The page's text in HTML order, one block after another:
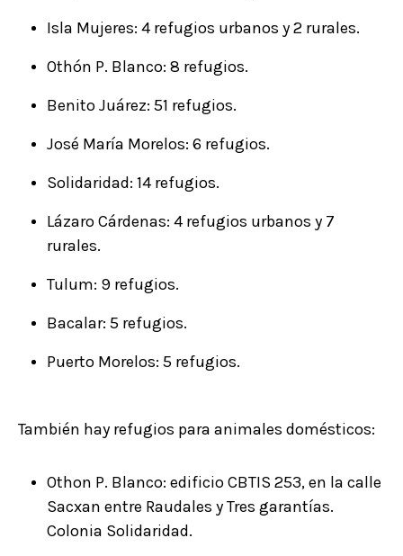
Isla Mujeres: 4 refugios urbanos y 2 rurales.
Othón P. Blanco: 8 refugios.
Benito Juárez: 51 refugios.
José María Morelos: 6 refugios.
Solidaridad: 14 refugios.
Lázaro Cárdenas: 4 refugios urbanos y 7
rurales.
Tulum: 9 refugios.
Bacalar: 5 refugios.
Puerto Morelos: 5 refugios.
También hay refugios para animales domésticos:
Othon P. Blanco: edificio CBTIS 253, en la calle
Sacxan entre Raudales y Tres garantías.
Colonia Solidaridad.